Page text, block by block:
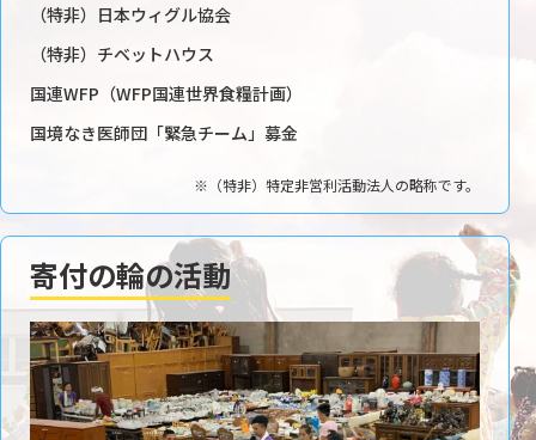
（特非）日本ウィグル協会
（特非）チベットハウス
国連WFP（WFP国連世界食糧計画）
国境なき医師団「緊急チーム」募金
※（特非）特定非営利活動法人の略称です。
寄付の輪の活動